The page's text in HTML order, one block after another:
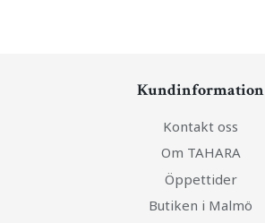
Kundinformation
Kontakt oss
Om TAHARA
Öppettider
Butiken i Malmö